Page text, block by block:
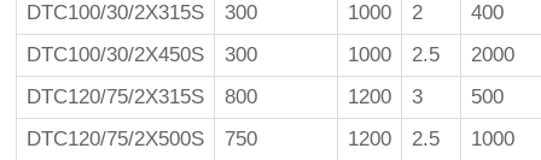
DTC100/30/2Χ315S
300 1000 2
400
DTC100/30/2Χ450S
300 1000 2.5
2000
DTC120/75/2Χ315S
800 1200 3
500
DTC120/75/2Χ500S
750 1200 2.5
1000